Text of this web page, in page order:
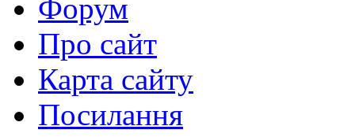
Форум
Про сайт
Карта сайту
Посилання